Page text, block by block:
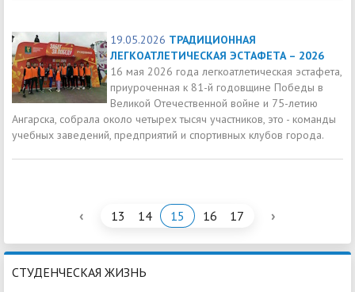
19.05.2026 ТРАДИЦИОННАЯ
ЛЕГКОАТЛЕТИЧЕСКАЯ ЭСТАФЕТА – 2026
16 мая 2026 года легкоатлетическая эстафета,
приуроченная к 81-й годовщине Победы в
Великой Отечественной войне и 75-летию
Ангарска, собрала около четырех тысяч участников, это - команды
учебных заведений, предприятий и спортивных клубов города.
‹ 13 14 15 16 17 ›
СТУДЕНЧЕСКАЯ ЖИЗНЬ